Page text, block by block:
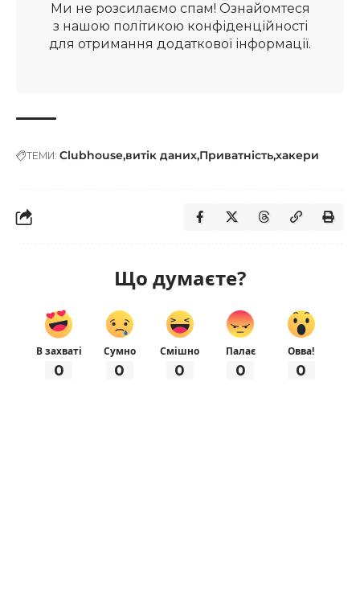
Ми не розсилаємо спам! Ознайомтеся
з нашою політикою конфіденційності
для отримання додаткової інформації.
ТЕМИ: Clubhouse витік даних Приватністьхакери
Що думаєте?
В захваті
0
Сумно
0
Смішно
0
Палає
0
Овва!
0